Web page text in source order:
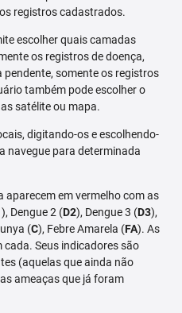
registros cadastrados.
escolher quais camadas
os registros de doença,
somente os registros
também pode escolher o
satélite ou mapa.
digitando-os e escolhendo-
navegue para determinada
aparecem em vermelho com as
), Dengue 2 (D2), Dengue 3 (D3),
(C), Febre Amarela (FA). As
Seus indicadores são
(aquelas que ainda não
ameaças que já foram